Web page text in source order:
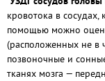
кровотока в
помощью можно
(расположенных не в
позвоночные и
тканях мозга —